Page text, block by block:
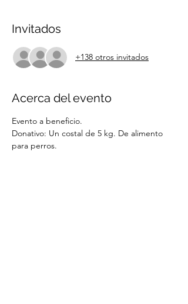
Invitados
+138 otros invitados
Acerca del evento
Evento a beneficio.
Donativo: Un costal de 5 kg. De alimento
para perros.